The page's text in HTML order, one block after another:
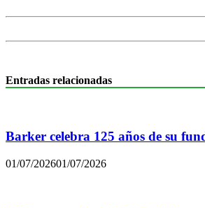
Entradas relacionadas
Barker celebra 125 años de su
01/07/202601/07/2026